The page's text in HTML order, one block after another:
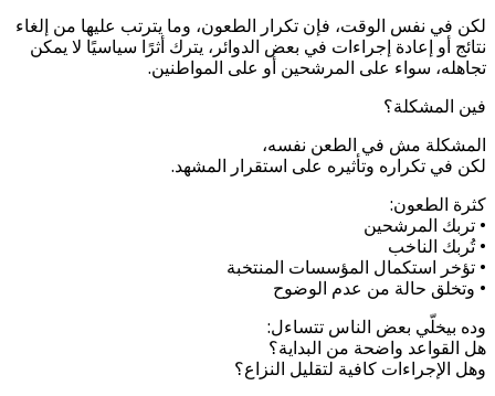
لكن في نفس الوقت، فإن تكرار الطعون، وما يترتب عليها من إلغاء
نتائج أو إعادة إجراءات في بعض الدوائر، يترك أثرًا سياسيًا لا يمكن
تجاهله، سواء على المرشحين أو على المواطنين.
فين المشكلة؟
المشكلة مش في الطعن نفسه،
لكن في تكراره وتأثيره على استقرار المشهد.
كثرة الطعون:
• تربك المرشحين
• تُربك الناخب
• تؤخر استكمال المؤسسات المنتخبة
• وتخلق حالة من عدم الوضوح
وده بيخلّي بعض الناس تتساءل:
هل القواعد واضحة من البداية؟
وهل الإجراءات كافية لتقليل النزاع؟